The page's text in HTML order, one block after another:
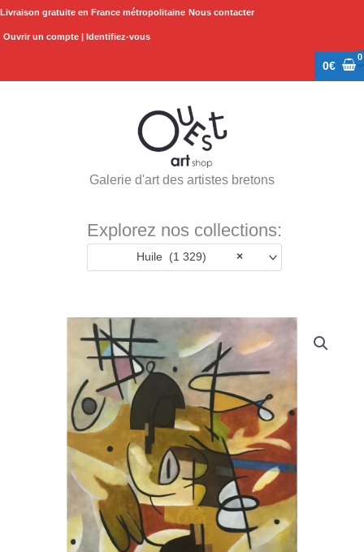
Aller
Livraison gratuite en France métropolitaine Nous contacter
Ouvrir un compte | Identifiez-vous
0€
Galerie d'art des artistes bretons
Explorez nos collections:
×
Huile (1 329)